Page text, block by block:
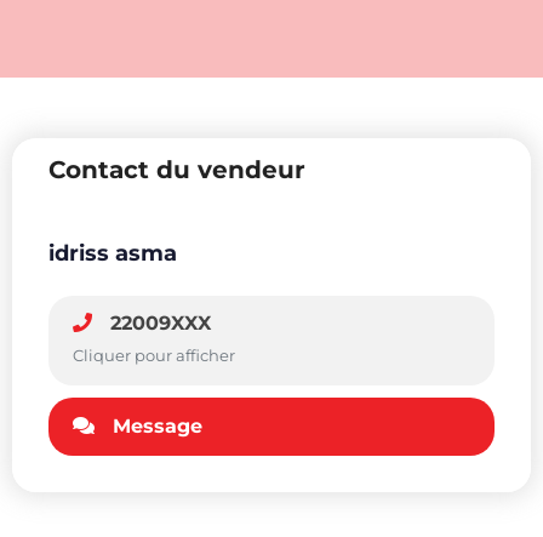
Contact du vendeur
idriss asma
22009XXX
Cliquer pour afficher
Message